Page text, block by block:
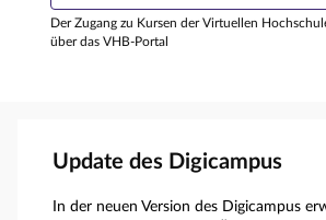
Der Zugang zu Kursen der Virtuellen
über das VHB-Portal
Update des Digicampus
In der neuen Version des Digicampus